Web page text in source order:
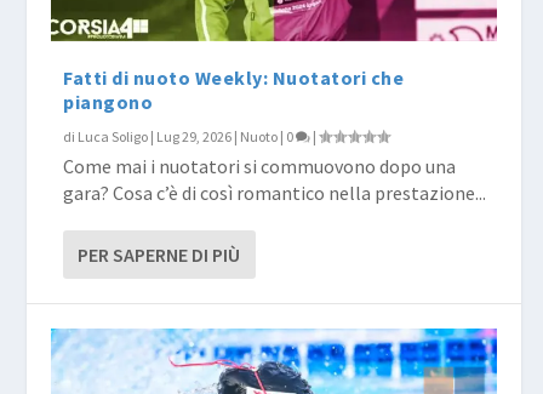
Fatti di nuoto Weekly: Nuotatori che
piangono
di Luca Soligo | Lug 29, 2026 | Nuoto | 0 |
Come mai i nuotatori si commuovono dopo una
gara? Cosa c’è di così romantico nella prestazione...
PER SAPERNE DI PIÙ